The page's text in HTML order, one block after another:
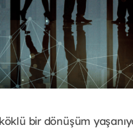
bir dönüşüm